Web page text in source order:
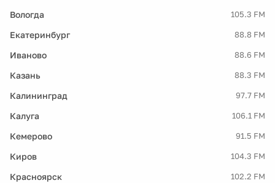
Вологда 105.3 FM
Екатеринбург 88.8 FM
Иваново 88.6 FM
Казань 88.3 FM
Калининград 97.7 FM
Калуга 106.1 FM
Кемерово 91.5 FM
Киров 104.3 FM
Красноярск 102.2 FM